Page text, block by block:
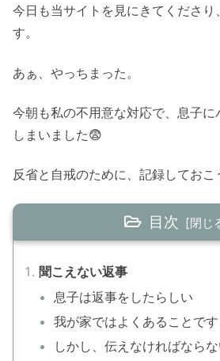
今日も当サイトを見にきてくださり
す。
あぁ、やっちまった。
今朝も私の不用意な対応で、息子に
しまいました😨
反省と自戒のために、記録しておこ
目次
聞こえない返事
息子は返事をしたらしい
我が家ではよくあることです
しかし、伝えなければなら